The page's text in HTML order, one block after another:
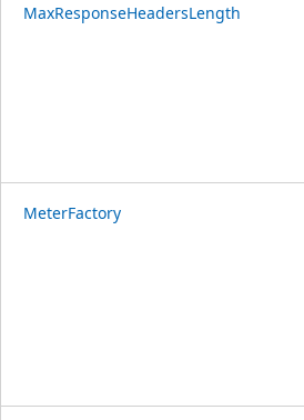
MaxResponseHeadersLength
MeterFactory